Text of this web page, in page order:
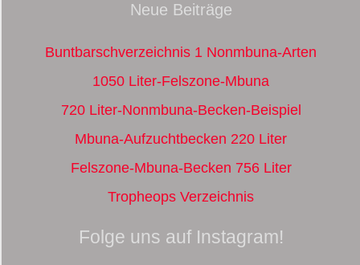
Neue Beiträge
Buntbarschverzeichnis 1 Nonmbuna-Arten
1050 Liter-Felszone-Mbuna
720 Liter-Nonmbuna-Becken-Beispiel
Mbuna-Aufzuchtbecken 220 Liter
Felszone-Mbuna-Becken 756 Liter
Tropheops Verzeichnis
Folge uns auf Instagram!